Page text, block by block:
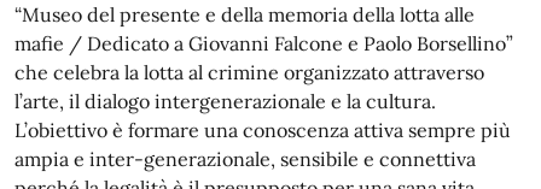
“Museo del presente e della memoria della lotta alle
mafie / Dedicato a Giovanni Falcone e Paolo Borsellino”
che celebra la lotta al crimine organizzato attraverso
l’arte, il dialogo intergenerazionale e la cultura.
L’obiettivo è formare una conoscenza attiva sempre più
ampia e inter-generazionale, sensibile e connettiva